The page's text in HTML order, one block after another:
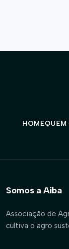
HOMEQUEM
Somos a Aiba
Associação de
cultiva o agro